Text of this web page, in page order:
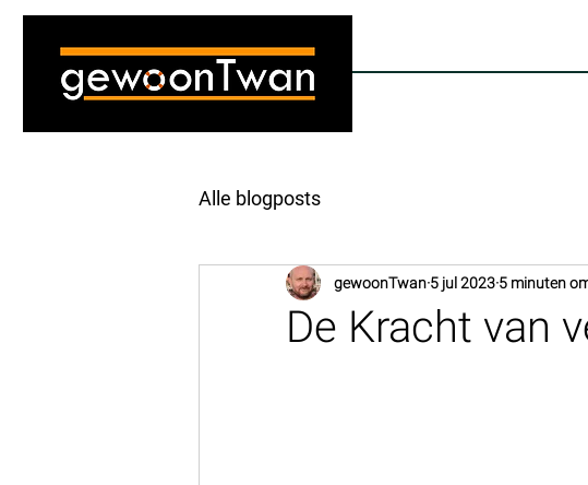
gewoonTwan
Alle blogposts
De Kracht van
gewoonTwan 5 jul 2023 5 minuten